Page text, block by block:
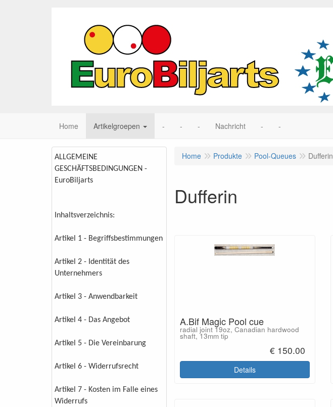
Home Artikelgroepen - - - Nachricht - -
ALLGEMEINE
GESCHÄFTSBEDINGUNGEN -
EuroBiljarts
Inhaltsverzeichnis:
Artikel 1 - Begriffsbestimmungen
Artikel 2 - Identität des
Unternehmers
Artikel 3 - Anwendbarkeit
Artikel 4 - Das Angebot
Artikel 5 - Die Vereinbarung
Artikel 6 - Widerrufsrecht
Artikel 7 - Kosten im Falle eines
Widerrufs
Home Produkte Pool-Queues Dufferin
Dufferin
A.Bif Magic Pool cue
radial joint 19oz, Canadian hardwood
shaft, 13mm tip
€ 150.00
Details